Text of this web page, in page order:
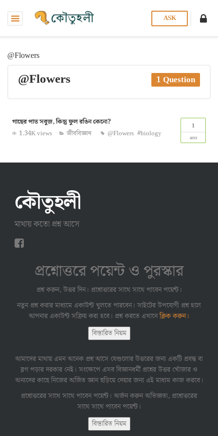
ASK
@Flowers
@Flowers 1 Question
1
ans
গাছের পাত সবুজ, কিন্তু ফুল রঙিন কেনো?
1.34K views
জীববিজ্ঞান @Flowers #biology
কৌতুহলী
মাথায় কতো প্রশ্ন আসে
প্রশ্নোত্তরে পয়েন্ট ও পুরস্কার
প্রশ্ন করুন, উত্তর দিন। প্রশ্নোত্তরের সাথে সাথে পাবেন পয়েন্ট।
নতুন প্রশ্ন করার মাধ্যমে একাউন্ট খুলতে পারবেন। সাইটের উপযোগী প্রশ্ন হলে
আপনার একাউন্ট সক্রিয় করা হবে। প্রশ্ন করতে এখানেক্লিক করুন।
বিস্তারিত নিয়ম
আমাদের মাথায় এমন অনেক প্রশ্ন আসে যেগুলোর উত্তরের জন্য একটি প্রবন্ধ বা
ব্লগ পড়ার দরকার নেই। সংক্ষেপে এসব বিজ্ঞানধর্মী প্রশ্নের উত্তর খোঁজার ও
অন্যদের কাছে নিজের অর্জিত জ্ঞান ছড়িয়ে দেয়ার জন্য এই মাধ্যম কাজ করবে।
প্রশ্নোত্তরের সাথে সাথে পাবেন পয়েন্ট। অর্জন করুন অভিজ্ঞতা, প্রশ্নোত্তরের
সাথে সাথে পাবেন পয়েন্ট।
বিস্তারিত নিয়ম